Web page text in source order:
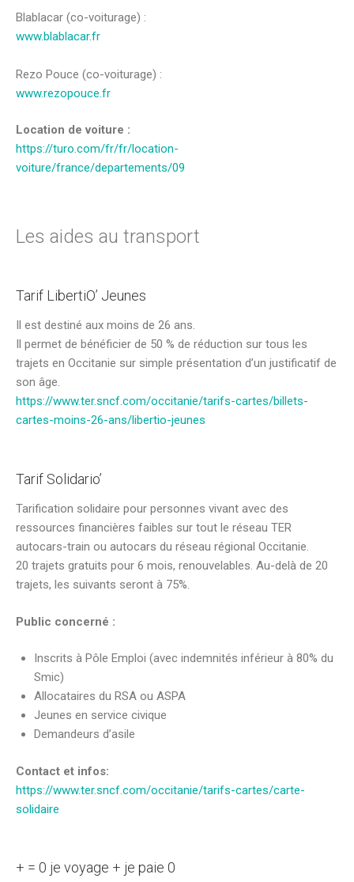
Blablacar (co-voiturage) :
www.blablacar.fr
Rezo Pouce (co-voiturage) :
www.rezopouce.fr
Location de voiture :
https://turo.com/fr/fr/location-
voiture/france/departements/09
Les aides au transport
Tarif LibertiO’ Jeunes
Il est destiné aux moins de 26 ans.
Il permet de bénéficier de 50 % de réduction sur tous les
trajets en Occitanie sur simple présentation d’un justificatif de
son âge.
https://www.ter.sncf.com/occitanie/tarifs-cartes/billets-
cartes-moins-26-ans/libertio-jeunes
Tarif Solidario’
Tarification solidaire pour personnes vivant avec des
ressources financières faibles sur tout le réseau TER
autocars-train ou autocars du réseau régional Occitanie.
20 trajets gratuits pour 6 mois, renouvelables. Au-delà de 20
trajets, les suivants seront à 75%.
Public concerné :
Inscrits à Pôle Emploi (avec indemnités inférieur à 80% du
Smic)
Allocataires du RSA ou ASPA
Jeunes en service civique
Demandeurs d’asile
Contact et infos:
https://www.ter.sncf.com/occitanie/tarifs-cartes/carte-
solidaire
+ = 0 je voyage + je paie 0